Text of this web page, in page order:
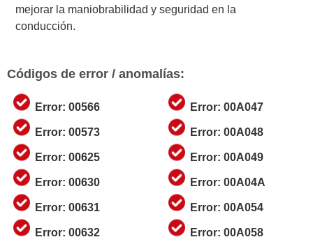
mejorar la maniobrabilidad y seguridad en la
conducción.
Códigos de error / anomalías:
Error: 00566
Error: 00573
Error: 00625
Error: 00630
Error: 00631
Error: 00632
Error: 00A047
Error: 00A048
Error: 00A049
Error: 00A04A
Error: 00A054
Error: 00A058